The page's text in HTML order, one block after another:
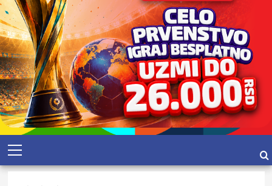
Skip
to
content
Primary
Menu